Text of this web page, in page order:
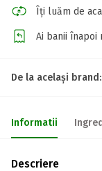
Îți luăm de
Ai banii
De la același brand:
Informatii
Descriere